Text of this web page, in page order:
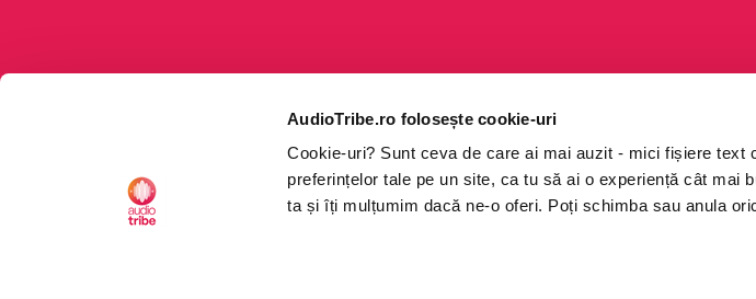
AudioTribe.ro folosește cookie-uri
Cookie-uri? Sunt ceva de care ai mai auzit - mici fișiere text
preferințelor tale pe un site, ca tu să ai o experiență cât mai
ta și îți mulțumim dacă ne-o oferi. Poți schimba sau anula